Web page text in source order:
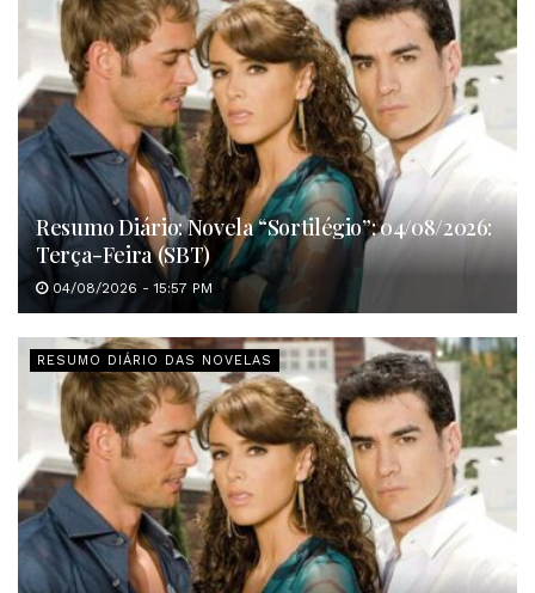
Resumo Diário: Novela “Sortilégio”: 04/08/2026:
Terça-Feira (SBT)
04/08/2026 - 15:57 PM
RESUMO DIÁRIO DAS NOVELAS